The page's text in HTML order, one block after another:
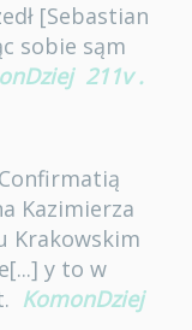
[Sebastian
sobie sąm
211v .
Kazimierza
Krakowskim
y to w
KomonDziej